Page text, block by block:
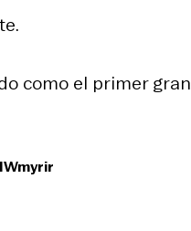
como el primer gran